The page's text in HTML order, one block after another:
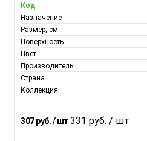
Код
Назначение
Размер, см
Поверхность
Цвет
Производитель
Страна
Коллекция
307 руб. / шт331 руб. / шт